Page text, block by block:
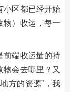
小区都已经开始
物）收运，每一
前端收运量的持
会去哪里？又
方的资源”，我